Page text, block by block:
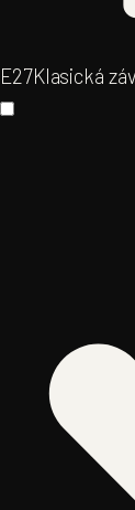
E27Klasická